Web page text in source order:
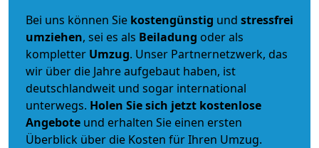
Bei uns können Sie kostengünstig und stressfrei
umziehen, sei es als Beiladung oder als
kompletter Umzug. Unser Partnernetzwerk, das
wir über die Jahre aufgebaut haben, ist
deutschlandweit und sogar international
unterwegs. Holen Sie sich jetzt kostenlose
Angebote und erhalten Sie einen ersten
Überblick über die Kosten für Ihren Umzug.